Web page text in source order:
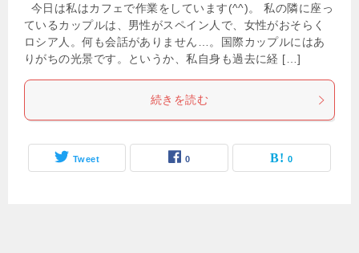
今日は私はカフェで作業をしています(^^)。 私の隣に座っ
ているカップルは、男性がスペイン人で、女性がおそらく
ロシア人。何も会話がありません…。国際カップルにはあ
りがちの光景です。というか、私自身も過去に経 […]
続きを読む
Tweet 0 0